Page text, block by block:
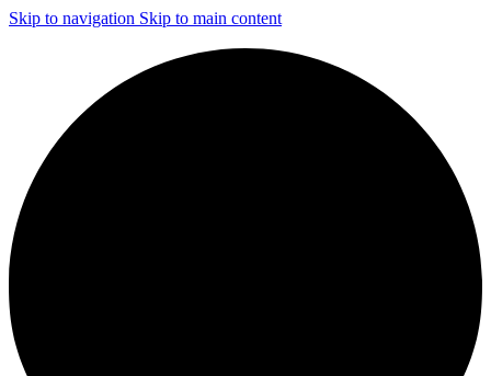
Skip to navigation Skip to main content